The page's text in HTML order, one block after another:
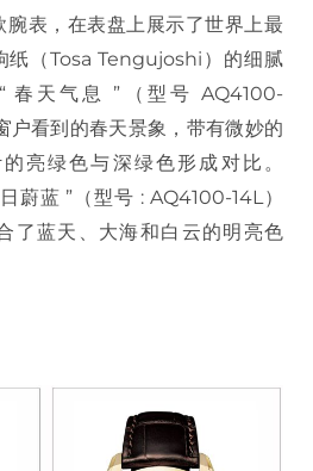
腕表，在表盘上展示了世界上最
（Tosa Tengujoshi）的细腻
春天气息 ”（型号 AQ4100-
看到的春天景象，带有微妙的
亮绿色与深绿色形成对比。
蔚蓝 ”（型号 : AQ4100-14L）
了蓝天、大海和白云的明亮色